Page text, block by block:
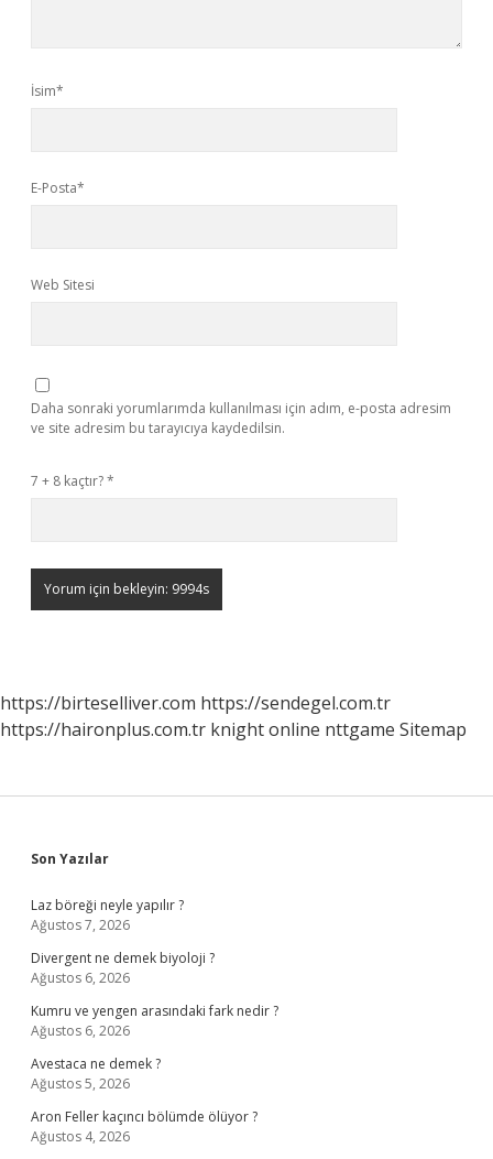
İsim*
E-Posta*
Web Sitesi
Daha sonraki yorumlarımda kullanılması için adım, e-posta adresim
ve site adresim bu tarayıcıya kaydedilsin.
7 + 8 kaçtır?*
https://birteselliver.com https://sendegel.com.tr
https://haironplus.com.tr knight online nttgame Sitemap
Sidebar
Son Yazılar
Laz böreği neyle yapılır ?
Ağustos 7, 2026
Divergent ne demek biyoloji ?
Ağustos 6, 2026
Kumru ve yengen arasındaki fark nedir ?
Ağustos 6, 2026
Avestaca ne demek ?
Ağustos 5, 2026
Aron Feller kaçıncı bölümde ölüyor ?
Ağustos 4, 2026